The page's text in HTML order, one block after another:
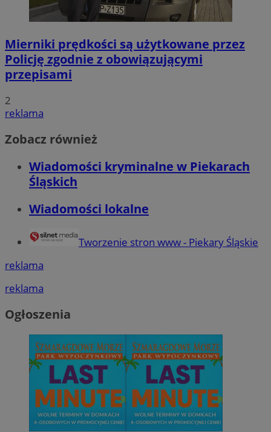
Mierniki prędkości są użytkowane przez
Policję zgodnie z obowiązującymi
przepisami
2
reklama
Zobacz również
Wiadomości kryminalne w Piekarach
Śląskich
Wiadomości lokalne
Tworzenie stron www - Piekary Śląskie
reklama
reklama
Ogłoszenia